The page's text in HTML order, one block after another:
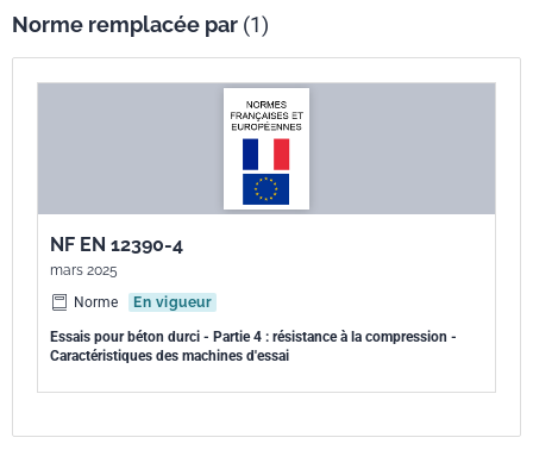
Norme remplacée par (1)
NF EN 12390-4
mars 2025
Norme
En vigueur
Essais pour béton durci - Partie 4 : résistance à la compression -
Caractéristiques des machines d'essai